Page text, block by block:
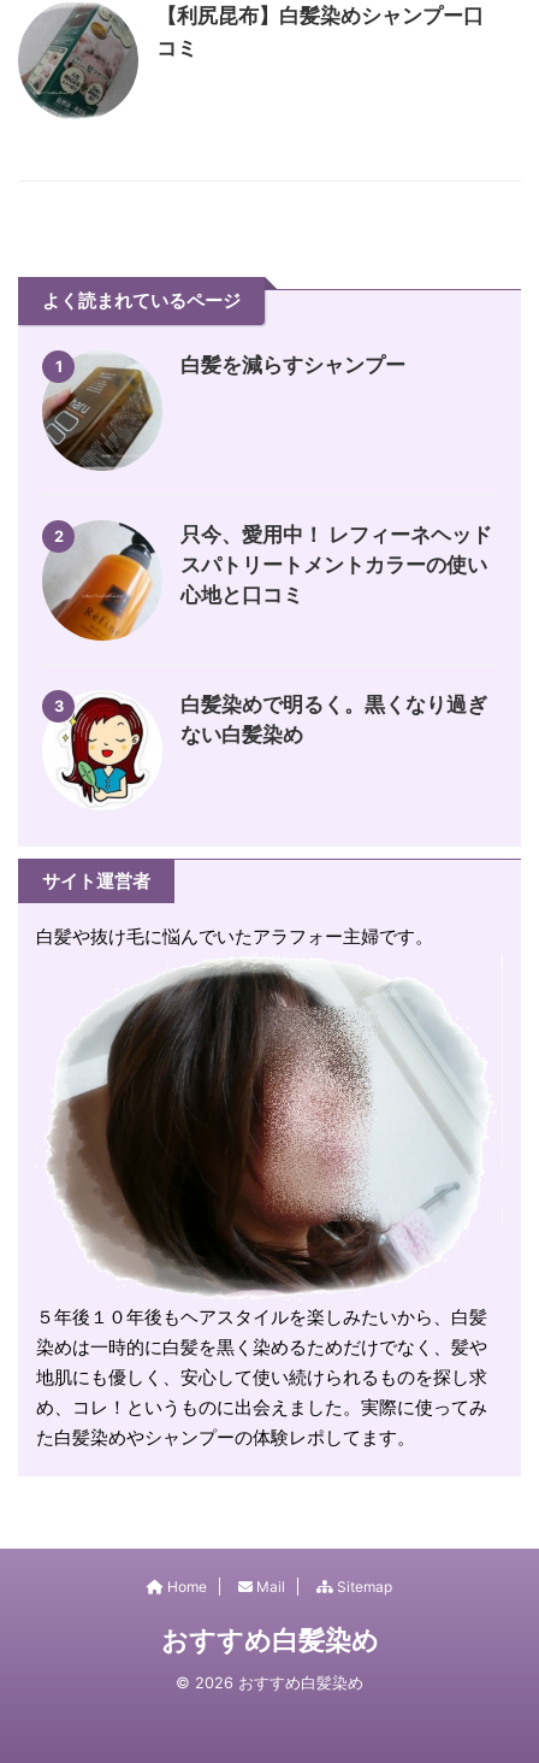
【利尻昆布】白髪染めシャンプー口
コミ
よく読まれているページ
1 白髪を減らすシャンプー
2
只今、愛用中！ レフィーネヘッド
スパトリートメントカラーの使い
心地と口コミ
3
白髪染めで明るく。黒くなり過ぎ
ない白髪染め
サイト運営者
白髪や抜け毛に悩んでいたアラフォー主婦です。
５年後１０年後もヘアスタイルを楽しみたいから、白髪
染めは一時的に白髪を黒く染めるためだけでなく、髪や
地肌にも優しく、安心して使い続けられるものを探し求
め、コレ！というものに出会えました。実際に使ってみ
た白髪染めやシャンプーの体験レポしてます。
Home Mail Sitemap
おすすめ白髪染め
© 2026 おすすめ白髪染め